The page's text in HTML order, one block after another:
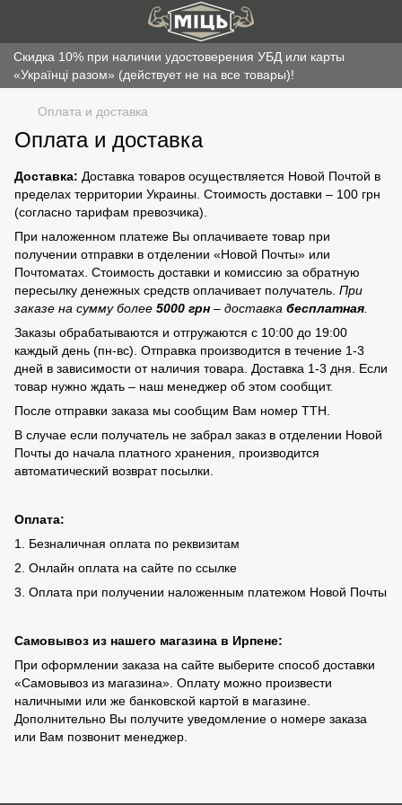
Скидка 10% при наличии удостоверения УБД или карты
«Українці разом» (действует не на все товары)!
Оплата и доставка
Оплата и доставка
Доставка: Доставка товаров осуществляется Новой Почтой в
пределах территории Украины. Стоимость доставки – 100 грн
(согласно тарифам превозчика).
При наложенном платеже Вы оплачиваете товар при
получении отправки в отделении «Новой Почты» или
Почтоматах. Стоимость доставки и комиссию за обратную
пересылку денежных средств оплачивает получатель. При
заказе на сумму более 5000 грн – доставка бесплатная
Заказы обрабатываются и отгружаются с 10:00 до 19:00
каждый день (пн-вс). Отправка производится в течение 1-3
дней в зависимости от наличия товара. Доставка 1-3 дня. Если
товар нужно ждать – наш менеджер об этом сообщит.
После отправки заказа мы сообщим Вам номер ТТН.
В случае если получатель не забрал заказ в отделении Новой
Почты до начала платного хранения, производится
автоматический возврат посылки.
Оплата:
1. Безналичная оплата по реквизитам
2. Онлайн оплата на сайте по ссылке
3. Оплата при получении наложенным платежом Новой Почты
Самовывоз из нашего магазина в Ирпене:
При оформлении заказа на сайте выберите способ доставки
«Самовывоз из магазина». Оплату можно произвести
наличными или же банковской картой в магазине.
Дополнительно Вы получите уведомление о номере заказа
или Вам позвонит менеджер.